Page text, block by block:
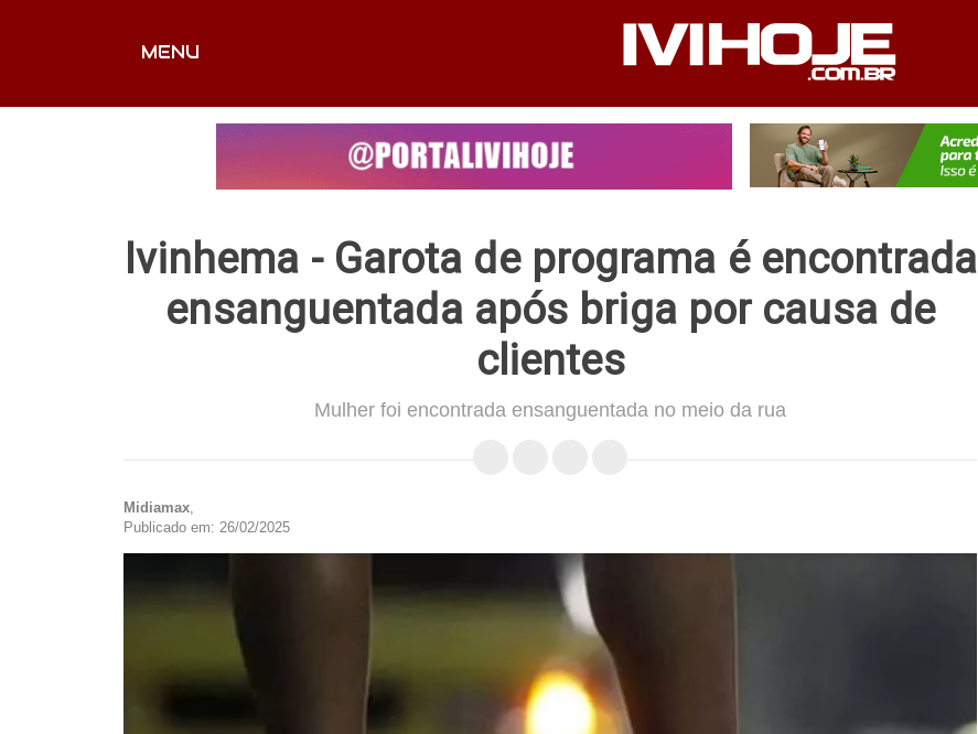
MENU
FALE CONOSCO
Ivinhema - Garota de programa é encontrada
ensanguentada após briga por causa de
clientes
Mulher foi encontrada ensanguentada no meio da rua
Midiamax,
Publicado em: 26/02/2025